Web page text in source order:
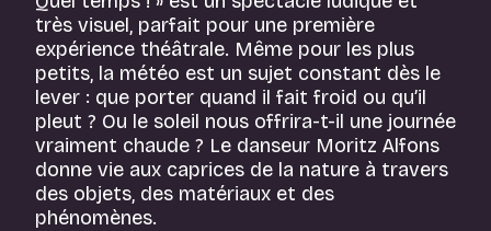
très visuel, parfait pour une première
expérience théâtrale. Même pour les plus
petits, la météo est un sujet constant dès le
lever : que porter quand il fait froid ou qu’il
pleut ? Ou le soleil nous offrira-t-il une journée
vraiment chaude ? Le danseur Moritz Alfons
donne vie aux caprices de la nature à travers
des objets, des matériaux et des
phénomènes.